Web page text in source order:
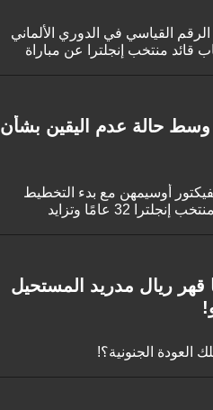
القياسي في الدوري الألماني
قائد منتخب إنجلترا عن مباراة
ويشكل غياب اللاعب البالغ
وسط حالة عدم اليقين بشأن
أوسيمهن مع بدء التخطيط
لمرحلة ما بعد هاري كين. مع بلوغ قائد منتخب إنجلترا 32 عامًا وتزايد
على ضم النجم النيجيري
ريال مدريد المستحيل
العودة الجنونية؟!